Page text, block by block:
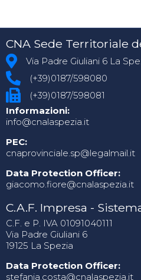
CNA Sede Territoriale
Via Padre Giuliani 6 La
(+39)0187/598080
(+39)0187/598081
Informazioni:
info@cnalaspezia.it
PEC:
cnaprovinciale.sp@legalmail.it
Data Protection Officer:
giacomo.fiore@cnalaspezia.it
C.A.F. Impresa -
C.F. e P. IVA 01091040111
Via Padre Giuliani 6
19125 La Spezia
Data Protection Officer:
stefania.costa@cnalaspezia.it